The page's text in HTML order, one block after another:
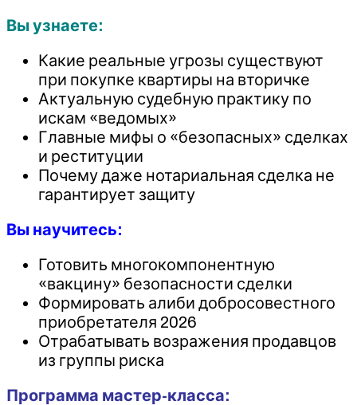
Вы узнаете:
Какие реальные угрозы существуют
при покупке квартиры на вторичке
Актуальную судебную практику по
искам «ведомых»
Главные мифы о «безопасных» сделках
и реституции
Почему даже нотариальная сделка не
гарантирует защиту
Вы научитесь:
Готовить многокомпонентную
«вакцину» безопасности сделки
Формировать алиби добросовестного
приобретателя 2026
Отрабатывать возражения продавцов
из группы риска
Программа мастер-класса: